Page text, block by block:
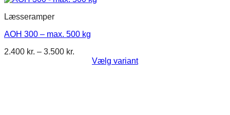
Læsseramper
AOH 300 – max. 500 kg
2.400 kr. – 3.500 kr.
2.400 kr.Vælg variant